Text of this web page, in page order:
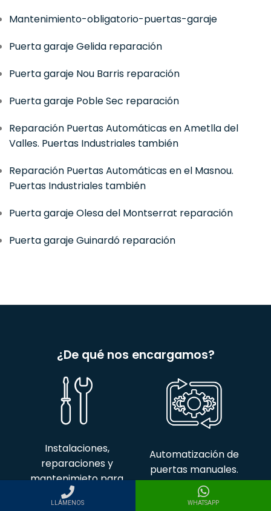
Mantenimiento-obligatorio-puertas-garaje
Puerta garaje Gelida reparación
Puerta garaje Nou Barris reparación
Puerta garaje Poble Sec reparación
Reparación Puertas Automáticas en Ametlla del
Valles. Puertas Industriales también
Reparación Puertas Automáticas en el Masnou.
Puertas Industriales también
Puerta garaje Olesa del Montserrat reparación
Puerta garaje Guinardó reparación
¿De qué nos encargamos?
Instalaciones,
reparaciones y
mantenimieto para
puertas
Automatización de
puertas manuales.